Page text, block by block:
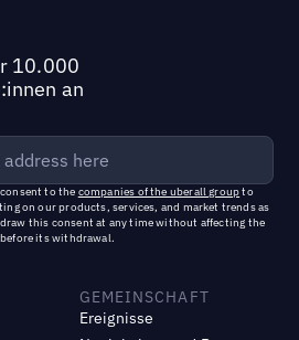
10.000
an
to the companies of the uberall groupto
on our products, services, and market trends as
this consent at any time without affecting the
its withdrawal.
GEMEINSCHAFT
Ereignisse